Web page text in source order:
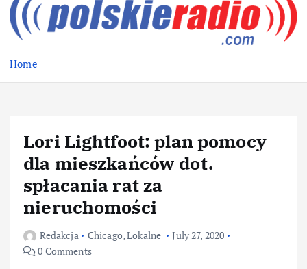
Home
Lori Lightfoot: plan pomocy
dla mieszkańców dot.
spłacania rat za
nieruchomości
Redakcja Chicago,Lokalne
July 27, 2020
0 Comments